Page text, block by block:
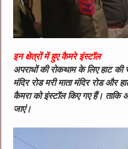
इन क्षेत्रों में हुए कैमरे इंस्टॉल
अपराधों की रोकथाम के लिए हाट की
मंदिर रोड मरी माता मंदिर रोड और
कैमरा को इंस्टॉल किए गए हैं। ताकि
जाएं।